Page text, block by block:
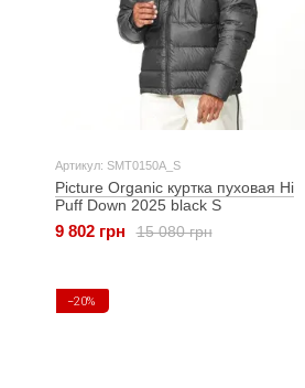
Артикул: SMT0150A_S
Picture Organic куртка пуховая Hi
Puff Down 2025 black S
15 080 грн
9 802 грн
−20%